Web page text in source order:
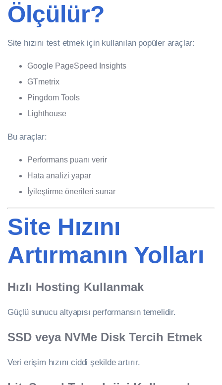
Ölçülür?
Site hızını test etmek için kullanılan popüler araçlar:
Google PageSpeed Insights
GTmetrix
Pingdom Tools
Lighthouse
Bu araçlar:
Performans puanı verir
Hata analizi yapar
İyileştirme önerileri sunar
Site Hızını
Artırmanın Yolları
Hızlı Hosting Kullanmak
Güçlü sunucu altyapısı performansın temelidir.
SSD veya NVMe Disk Tercih Etmek
Veri erişim hızını ciddi şekilde artırır.